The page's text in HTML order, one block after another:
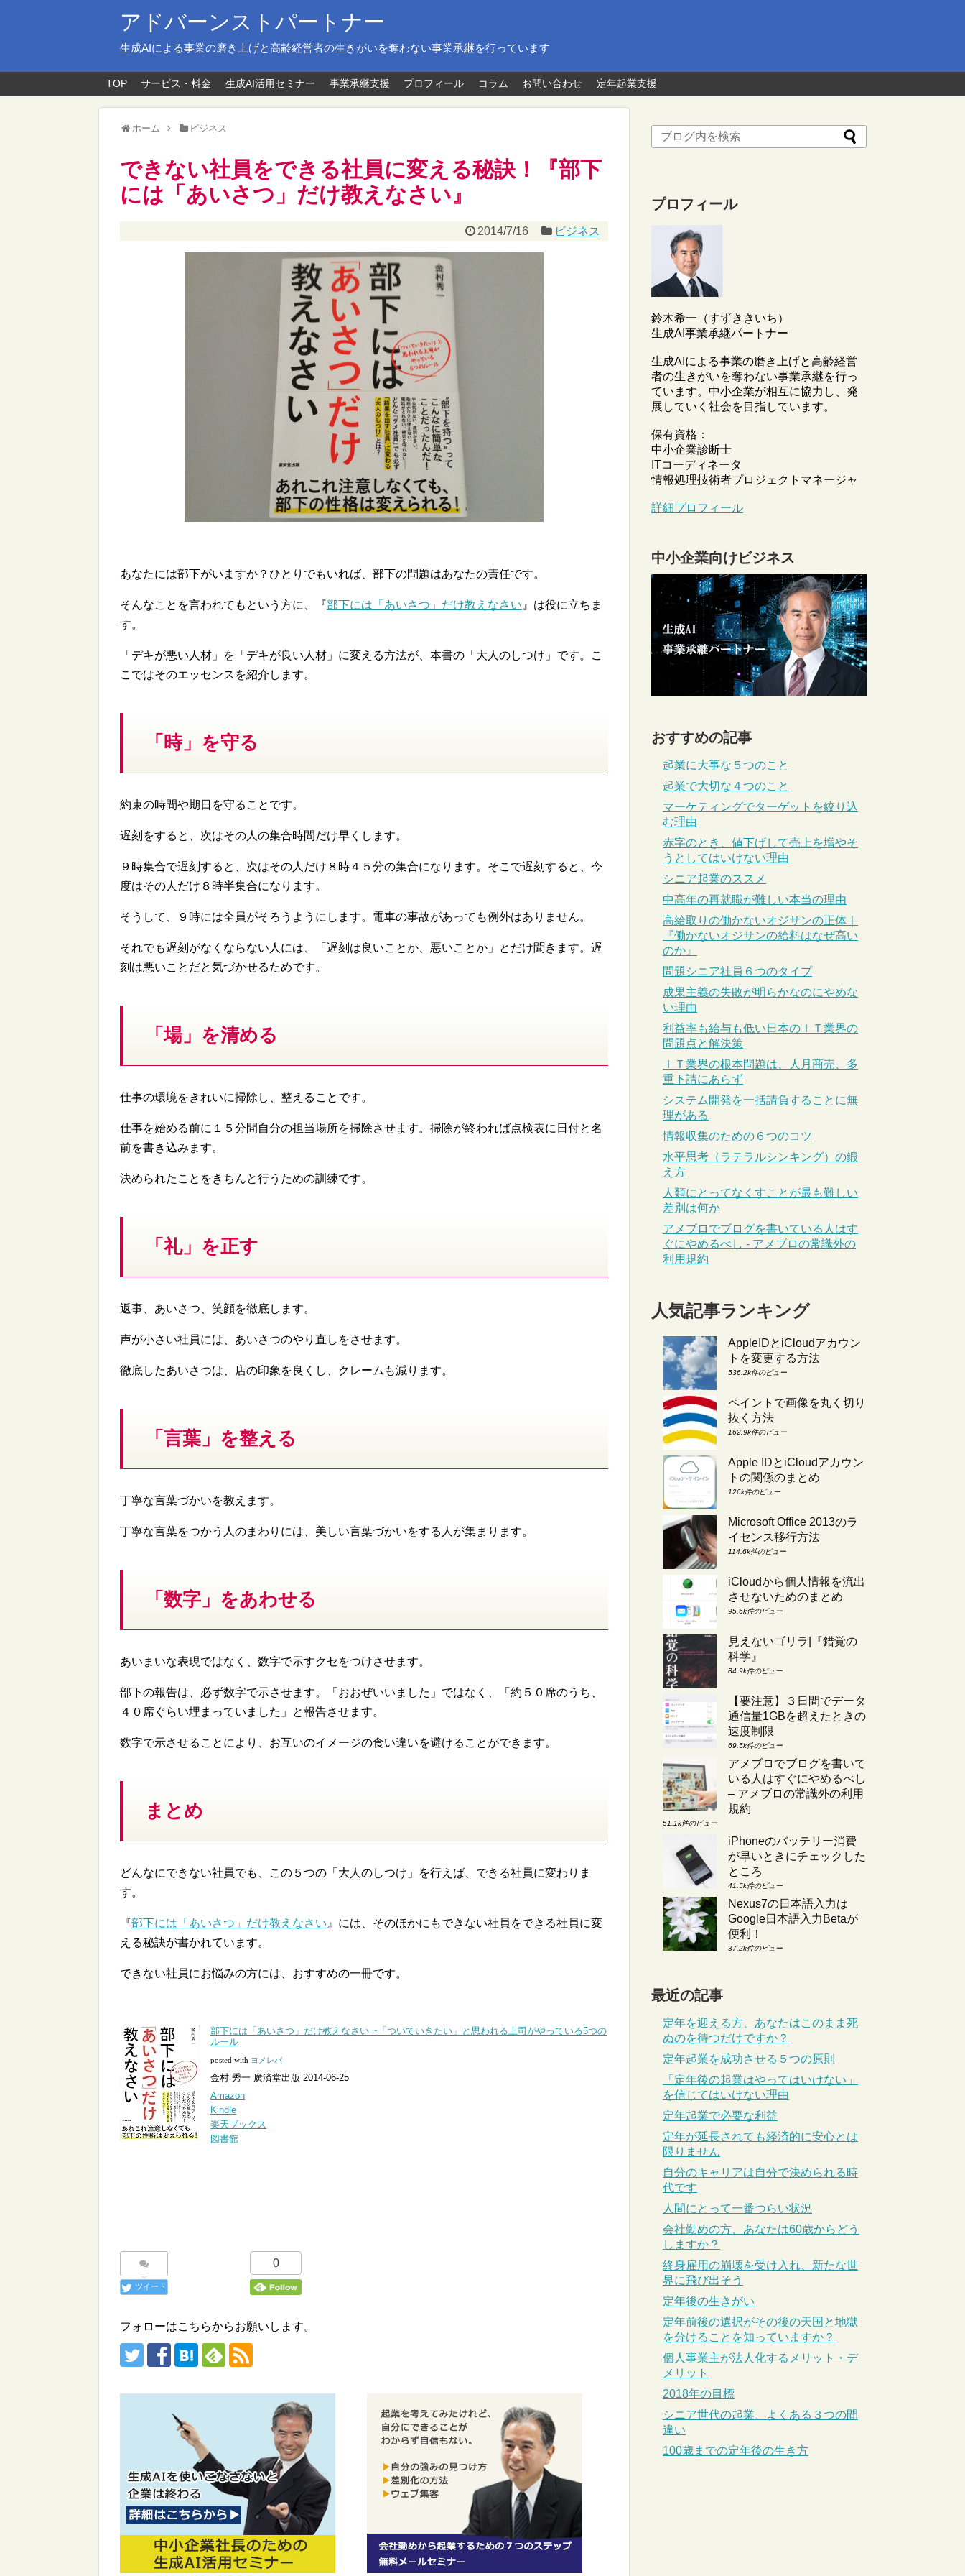
アドバーンストパートナー
生成AIによる事業の磨き上げと高齢経営者の生きがいを奪わない事業承継を行っています
TOP サービス・料金 生成AI活用セミナー 事業承継支援 プロフィール コラム お問い合わせ 定年起業支援
ホーム ビジネス
できない社員をできる社員に変える秘訣！『部下
には「あいさつ」だけ教えなさい』
2014/7/16 ビジネス
あなたには部下がいますか？ひとりでもいれば、部下の問題はあなたの責任です。
そんなことを言われてもという方に、『部下には「あいさつ」だけ教えなさい 』は役に立ちま
す。
「デキが悪い人材」を「デキが良い人材」に変える方法が、本書の「大人のしつけ」です。こ
こではそのエッセンスを紹介します。
「時」を守る
約束の時間や期日を守ることです。
遅刻をすると、次はその人の集合時間だけ早くします。
９時集合で遅刻すると、次はその人だけ８時４５分の集合になります。そこで遅刻すると、今
度はその人だけ８時半集合になります。
そうして、９時には全員がそろうようにします。電車の事故があっても例外はありません。
それでも遅刻がなくならない人には、「遅刻は良いことか、悪いことか」とだけ聞きます。遅
刻は悪いことだと気づかせるためです。
「場」を清める
仕事の環境をきれいに掃除し、整えることです。
仕事を始める前に１５分間自分の担当場所を掃除させます。掃除が終われば点検表に日付と名
前を書き込みます。
決められたことをきちんと行うための訓練です。
「礼」を正す
返事、あいさつ、笑顔を徹底します。
声が小さい社員には、あいさつのやり直しをさせます。
徹底したあいさつは、店の印象を良くし、クレームも減ります。
「言葉」を整える
丁寧な言葉づかいを教えます。
丁寧な言葉をつかう人のまわりには、美しい言葉づかいをする人が集まります。
「数字」をあわせる
あいまいな表現ではなく、数字で示すクセをつけさせます。
部下の報告は、必ず数字で示させます。「おおぜいいました」ではなく、「約５０席のうち、
４０席ぐらい埋まっていました」と報告させます。
数字で示させることにより、お互いのイメージの食い違いを避けることができます。
まとめ
どんなにできない社員でも、この５つの「大人のしつけ」を行えば、できる社員に変わりま
す。
『部下には「あいさつ」だけ教えなさい 』には、そのほかにもできない社員をできる社員に変
える秘訣が書かれています。
できない社員にお悩みの方には、おすすめの一冊です。
部下には「あいさつ」だけ教えなさい ~「ついていきたい」と思われる上司がやっている5つの
ルール
posted with ヨメレバ
金村 秀一 廣済堂出版 2014-06-25
Amazon
Kindle
楽天ブックス
図書館
ツイート
0
フォローはこちらからお願いします。
プロフィール
鈴木希一（すずききいち）
生成AI事業承継パートナー
生成AIによる事業の磨き上げと高齢経営
者の生きがいを奪わない事業承継を行っ
ています。中小企業が相互に協力し、発
展していく社会を目指しています。
保有資格：
中小企業診断士
ITコーディネータ
情報処理技術者プロジェクトマネージャ
詳細プロフィール
中小企業向けビジネス
おすすめの記事
起業に大事な５つのこと
起業で大切な４つのこと
マーケティングでターゲットを絞り込
む理由
赤字のとき、値下げして売上を増やそ
うとしてはいけない理由
シニア起業のススメ
中高年の再就職が難しい本当の理由
高給取りの働かないオジサンの正体｜
『働かないオジサンの給料はなぜ高い
のか』
問題シニア社員６つのタイプ
成果主義の失敗が明らかなのにやめな
い理由
利益率も給与も低い日本のＩＴ業界の
問題点と解決策
ＩＴ業界の根本問題は、人月商売、多
重下請にあらず
システム開発を一括請負することに無
理がある
情報収集のための６つのコツ
水平思考（ラテラルシンキング）の鍛
え方
人類にとってなくすことが最も難しい
差別は何か
アメブロでブログを書いている人はす
ぐにやめるべし - アメブロの常識外の
利用規約
人気記事ランキング
AppleIDとiCloudアカウン
トを変更する方法
536.2k件のビュー
ペイントで画像を丸く切り
抜く方法
162.9k件のビュー
Apple IDとiCloudアカウン
トの関係のまとめ
126k件のビュー
Microsoft Office 2013のラ
イセンス移行方法
114.6k件のビュー
iCloudから個人情報を流出
させないためのまとめ
95.6k件のビュー
見えないゴリラ|『錯覚の
科学』
84.9k件のビュー
【要注意】３日間でデータ
通信量1GBを超えたときの
速度制限
69.5k件のビュー
アメブロでブログを書いて
いる人はすぐにやめるべし
– アメブロの常識外の利用
規約
51.1k件のビュー
iPhoneのバッテリー消費
が早いときにチェックした
ところ
41.5k件のビュー
Nexus7の日本語入力は
Google日本語入力Betaが
便利！
37.2k件のビュー
最近の記事
定年を迎える方、あなたはこのまま死
ぬのを待つだけですか？
定年起業を成功させる５つの原則
「定年後の起業はやってはいけない」
を信じてはいけない理由
定年起業で必要な利益
定年が延長されても経済的に安心とは
限りません
自分のキャリアは自分で決められる時
代です
人間にとって一番つらい状況
会社勤めの方、あなたは60歳からどう
しますか？
終身雇用の崩壊を受け入れ、新たな世
界に飛び出そう
定年後の生きがい
定年前後の選択がその後の天国と地獄
を分けることを知っていますか？
個人事業主が法人化するメリット・デ
メリット
2018年の目標
シニア世代の起業、よくある３つの間
違い
100歳までの定年後の生き方